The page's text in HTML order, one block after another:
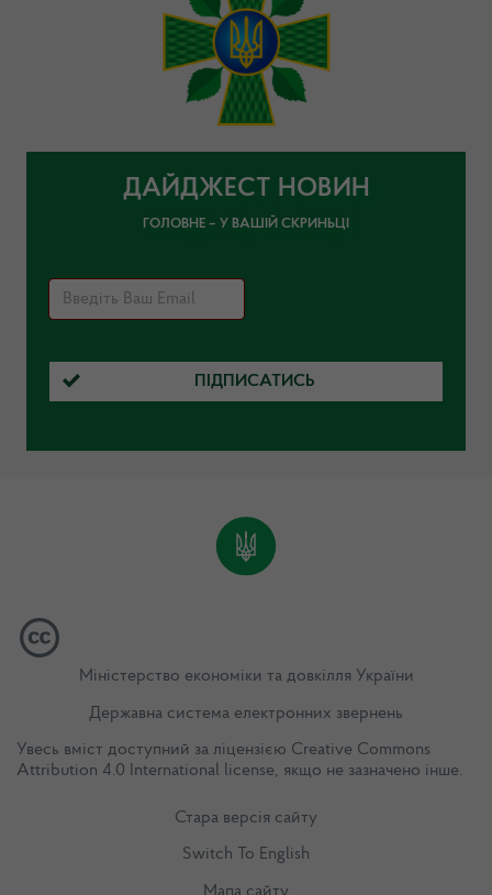
ДАЙДЖЕСТ НОВИН
ГОЛОВНЕ – У ВАШІЙ СКРИНЬЦІ
ПІДПИСАТИСЬ
Міністерство економіки та довкілля України
Державна система електронних звернень
Увесь вміст доступний за ліцензією Creative Commons
Attribution 4.0 International license, якщо не зазначено інше.
Стара версія сайту
Switch To English
Мапа сайту